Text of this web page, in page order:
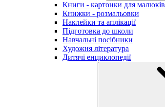
Книги - картонки для малюків
Книжки - розмальовки
Наклейки та аплікації
Підготовка до школи
Навчальні посібники
Художня література
Дитячі енциклопедії